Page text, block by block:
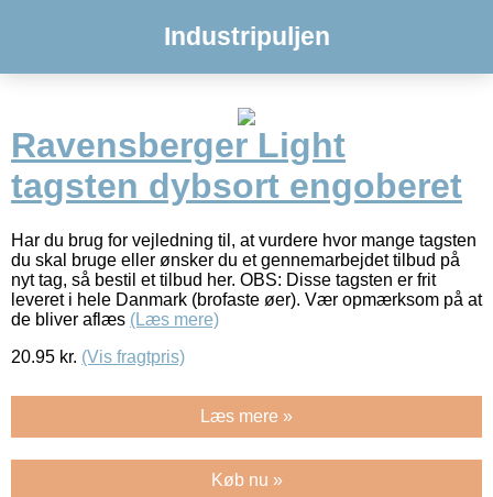
Industripuljen
Ravensberger Light
tagsten dybsort engoberet
Har du brug for vejledning til, at vurdere hvor mange tagsten
du skal bruge eller ønsker du et gennemarbejdet tilbud på
nyt tag, så bestil et tilbud her. OBS: Disse tagsten er frit
leveret i hele Danmark (brofaste øer). Vær opmærksom på at
de bliver aflæs (Læs mere)
20.95 kr. (Vis fragtpris)
Læs mere »
Køb nu »